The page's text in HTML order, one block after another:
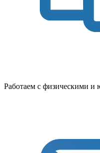
Работаем с физическими